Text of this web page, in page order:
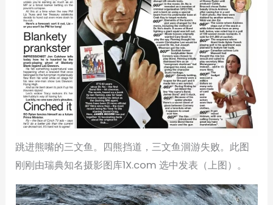
跳进熊嘴的三文鱼。四熊挡道，三文鱼洄游失败。此图
刚刚由瑞典知名摄影图库1X.com 选中发表（上图）。